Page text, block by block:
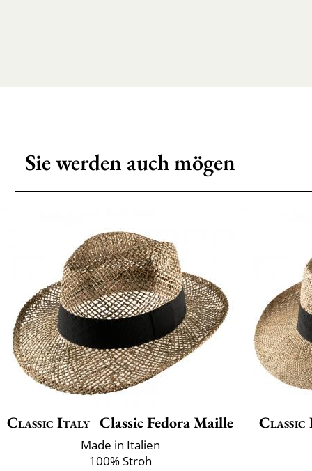
Sie werden auch mögen
Classic Italy Classic Fedora Maille
Made in Italien
100% Stroh